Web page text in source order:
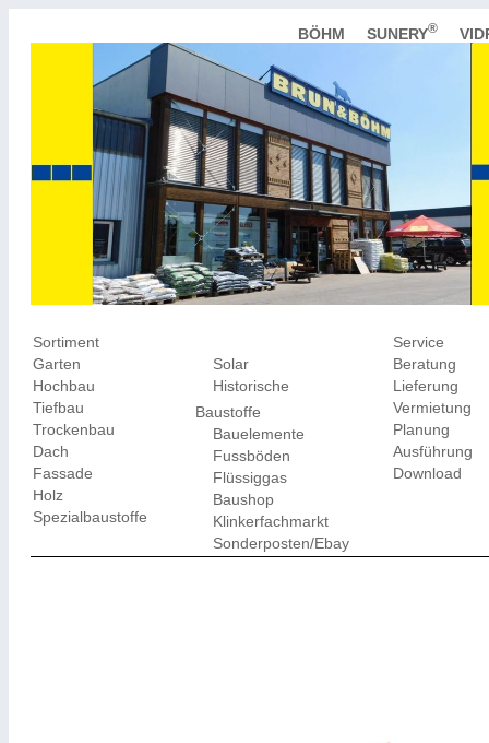
BÖHM SUNERY®
Sortiment
Garten
Hochbau
Tiefbau
Trockenbau
Dach
Fassade
Holz
Spezialbaustoffe
Solar
Historische
Baustoffe
Bauelemente
Fussböden
Flüssiggas
Baushop
Klinkerfachmarkt
Sonderposten/Ebay
Service
Beratung
Lieferung
Vermietung
Planung
Ausführung
Download